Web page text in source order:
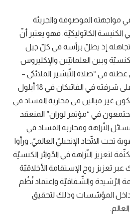
مواجهته الموصوفة والجريئة
الكنيسة الكاثوليكيّة. فهو يعتبر أنّ
إذ يطلّ برأسه في كلّ جيل
وبين العلمانيّين والإكليروس
في “صلاة التّبشير الملائكي –
آنجيلوس” التي ألقاها من على شرفته في الفاتيكان في 18 أيلول
نكون غير مبالين في محاربة الفساد في
في “مؤتمر لوزان” المنعقد
كوريا في أيلول 2024 مسائل النّزاهة ومحاربة الفساد في
تحت الاتّحاد الإنجيليّ العالميّ. ورأوا
لتعزيز النّزاهة في الدّوائر الكنسيّة
تعزيز روح الإستقامة الأخلاقيّة
الرّشيدة والشّفافيّة واعتماد نُظُم
داخل المؤسّسات وذلك لتحقيق